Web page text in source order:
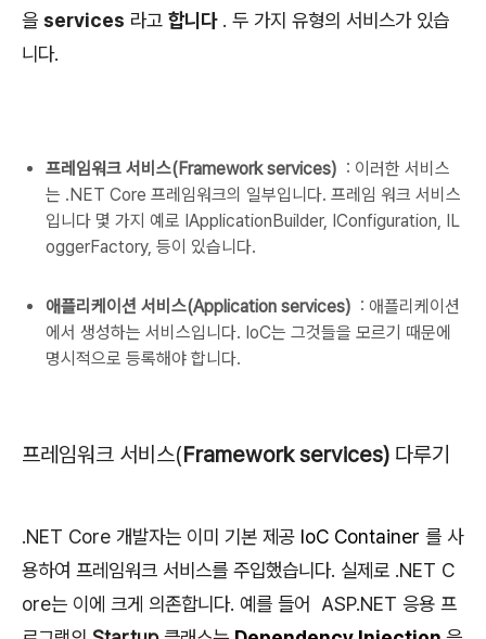
을 services 라고 합니다 . 두 가지 유형의 서비스가 있습
니다.
프레임워크 서비스(Framework services) : 이러한 서비스
는 .NET Core 프레임워크의 일부입니다. 프레임 워크 서비스
입니다 몇 가지 예로 IApplicationBuilder, IConfiguration, IL
oggerFactory, 등이 있습니다.
애플리케이션 서비스(Application services) : 애플리케이션
에서 생성하는 서비스입니다. IoC는 그것들을 모르기 때문에
명시적으로 등록해야 합니다.
프레임워크 서비스(Framework services) 다루기
.NET Core 개발자는 이미 기본 제공 IoC Container 를 사
용하여 프레임워크 서비스를 주입했습니다. 실제로 .NET C
ore는 이에 크게 의존합니다. 예를 들어 ASP.NET 응용 프